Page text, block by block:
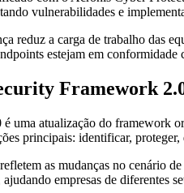
vulnerabilidades e
reduz a carga de trabalho das
estejam em conformidade
Framework
atualização do framework
principais: identificar, proteger,
as mudanças no cenário
empresas de diferentes